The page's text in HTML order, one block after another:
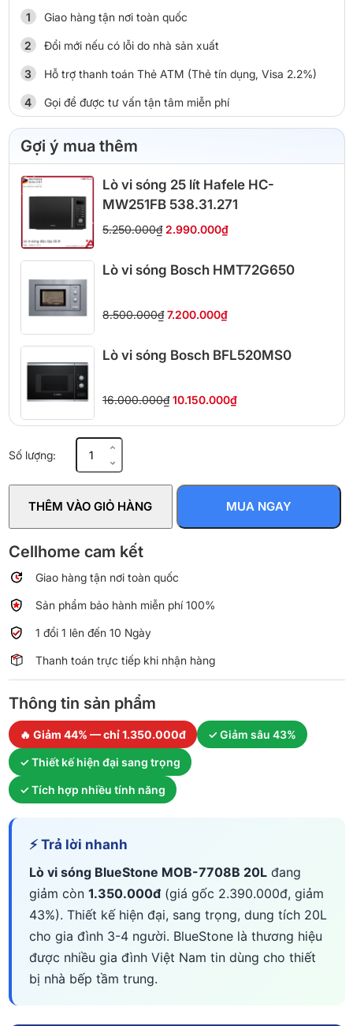
Giao hàng tận nơi toàn quốc
Đổi mới nếu có lỗi do nhà sản xuất
Hỗ trợ thanh toán Thẻ ATM (Thẻ tín dụng, Visa 2.2%)
Gọi để được tư vấn tận tâm miễn phí
Gợi ý mua thêm
Lò vi sóng 25 lít Hafele HC-
MW251FB 538.31.271
5.250.000₫ 2.990.000₫
Lò vi sóng Bosch HMT72G650
8.500.000₫ 7.200.000₫
Lò vi sóng Bosch BFL520MS0
16.000.000₫ 10.150.000₫
Số lượng:vi
MOB-
7708B
số
lượng
THÊM VÀO GIỎ HÀNG MUA NGAY
Cellhome cam kết
Giao hàng tận nơi toàn quốc
Sản phẩm bảo hành miễn phí 100%
1 đổi 1 lên đến 10 Ngày
Thanh toán trực tiếp khi nhận hàng
Thông tin sản phẩm
🔥 Giảm 44% — chỉ 1.350.000đ ✓ Giảm sâu 43%
✓ Thiết kế hiện đại sang trọng
✓ Tích hợp nhiều tính năng
⚡ Trả lời nhanh
Lò vi sóng BlueStone MOB-7708B 20Lđang
giảm còn 1.350.000đ(giá gốc 2.390.000đ, giảm
43%). Thiết kế hiện đại, sang trọng, dung tích 20L
cho gia đình 3-4 người. BlueStone là thương hiệu
được nhiều gia đình Việt Nam tin dùng cho thiết
bị nhà bếp tầm trung.